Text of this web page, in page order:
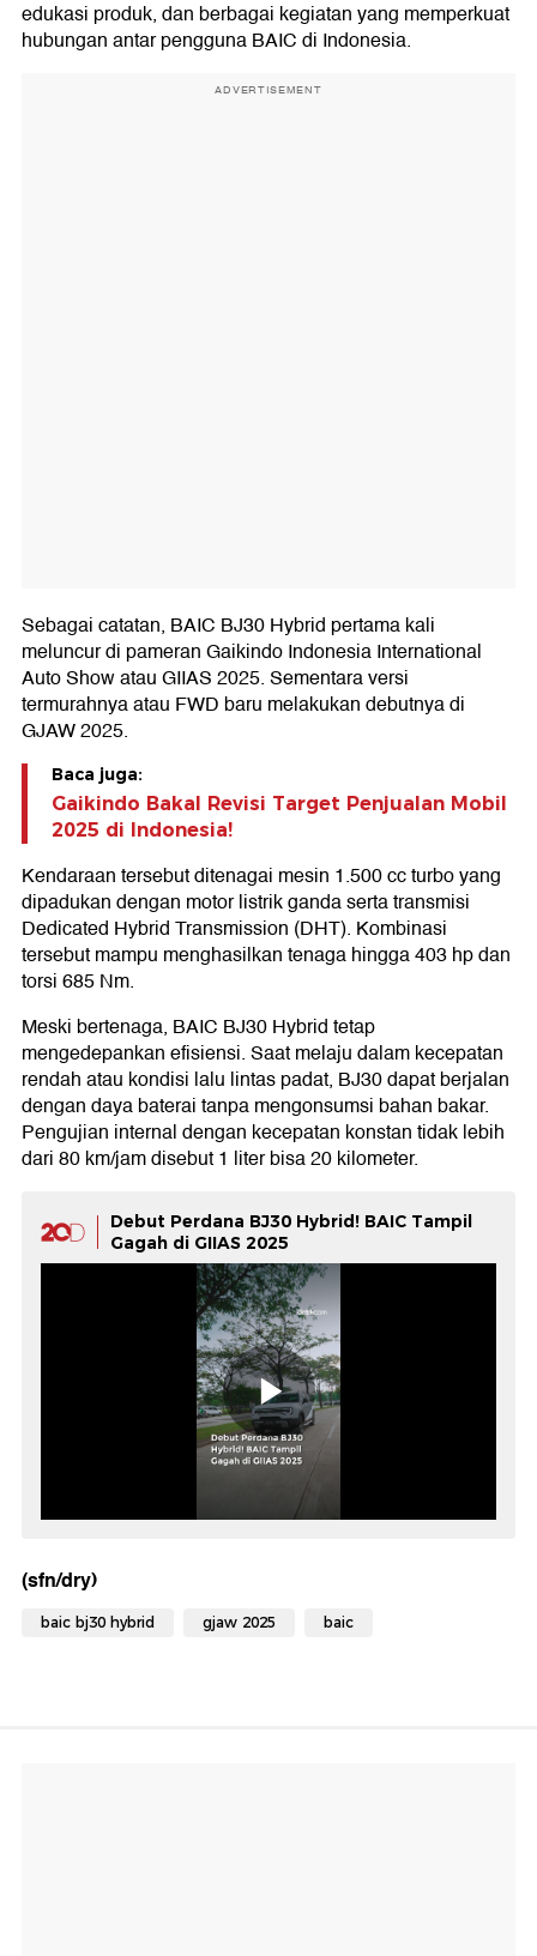
edukasi produk, dan berbagai kegiatan yang memperkuat
hubungan antar pengguna BAIC di Indonesia.
ADVERTISEMENT
Sebagai catatan, BAIC BJ30 Hybrid pertama kali
meluncur di pameran Gaikindo Indonesia International
Auto Show atau GIIAS 2025. Sementara versi
termurahnya atau FWD baru melakukan debutnya di
GJAW 2025.
Baca juga:
Gaikindo Bakal Revisi Target Penjualan Mobil
2025 di Indonesia!
Kendaraan tersebut ditenagai mesin 1.500 cc turbo yang
dipadukan dengan motor listrik ganda serta transmisi
Dedicated Hybrid Transmission (DHT). Kombinasi
tersebut mampu menghasilkan tenaga hingga 403 hp dan
torsi 685 Nm.
Meski bertenaga, BAIC BJ30 Hybrid tetap
mengedepankan efisiensi. Saat melaju dalam kecepatan
rendah atau kondisi lalu lintas padat, BJ30 dapat berjalan
dengan daya baterai tanpa mengonsumsi bahan bakar.
Pengujian internal dengan kecepatan konstan tidak lebih
dari 80 km/jam disebut 1 liter bisa 20 kilometer.
Debut Perdana BJ30 Hybrid! BAIC Tampil
Gagah di GIIAS 2025
(sfn/dry)
baic bj30 hybrid gjaw 2025 baic